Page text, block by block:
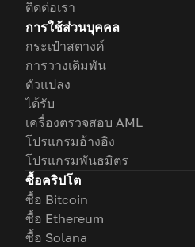
ติดต่อเรา
การใช้ส่วนบุคคล
กระเป๋าสตางค์
การวางเดิมพัน
ตัวแปลง
ได้รับ
เครื่องตรวจสอบ AML
โปรแกรมอ้างอิง
โปรแกรมพันธมิตร
ซื้อคริปโต
ซื้อ Bitcoin
ซื้อ Ethereum
ซื้อ Solana